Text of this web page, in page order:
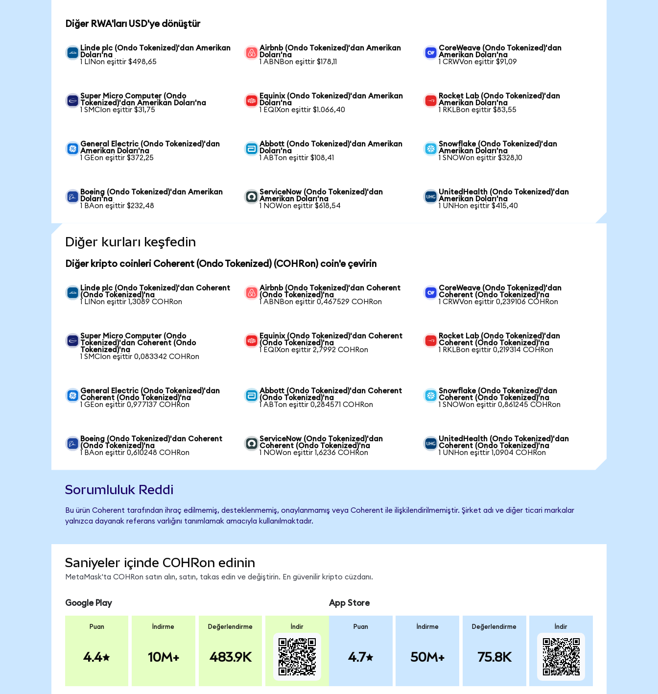
Diğer RWA'ları USD'ye dönüştür
Linde plc (Ondo Tokenized)'dan Amerikan
Doları'na
1 LINon eşittir $498,65
Airbnb (Ondo Tokenized)'dan Amerikan
Doları'na
1 ABNBon eşittir $178,11
CoreWeave (Ondo Tokenized)'dan
Amerikan Doları'na
1 CRWVon eşittir $91,09
Super Micro Computer (Ondo
Tokenized)'dan Amerikan Doları'na
1 SMCIon eşittir $31,75
Equinix (Ondo Tokenized)'dan Amerikan
Doları'na
1 EQIXon eşittir $1.066,40
Rocket Lab (Ondo Tokenized)'dan
Amerikan Doları'na
1 RKLBon eşittir $83,55
General Electric (Ondo Tokenized)'dan
Amerikan Doları'na
1 GEon eşittir $372,25
Abbott (Ondo Tokenized)'dan Amerikan
Doları'na
1 ABTon eşittir $108,41
Snowflake (Ondo Tokenized)'dan
Amerikan Doları'na
1 SNOWon eşittir $328,10
Boeing (Ondo Tokenized)'dan Amerikan
Doları'na
1 BAon eşittir $232,48
ServiceNow (Ondo Tokenized)'dan
Amerikan Doları'na
1 NOWon eşittir $618,54
UnitedHealth (Ondo Tokenized)'dan
Amerikan Doları'na
1 UNHon eşittir $415,40
Diğer kurları keşfedin
Diğer kripto coinleri Coherent (Ondo Tokenized) (COHRon) coin'e çevirin
Linde plc (Ondo Tokenized)'dan Coherent
(Ondo Tokenized)'na
1 LINon eşittir 1,3089 COHRon
Airbnb (Ondo Tokenized)'dan Coherent
(Ondo Tokenized)'na
1 ABNBon eşittir 0,467529 COHRon
CoreWeave (Ondo Tokenized)'dan
Coherent (Ondo Tokenized)'na
1 CRWVon eşittir 0,239106 COHRon
Super Micro Computer (Ondo
Tokenized)'dan Coherent (Ondo
Tokenized)'na
1 SMCIon eşittir 0,083342 COHRon
Equinix (Ondo Tokenized)'dan Coherent
(Ondo Tokenized)'na
1 EQIXon eşittir 2,7992 COHRon
Rocket Lab (Ondo Tokenized)'dan
Coherent (Ondo Tokenized)'na
1 RKLBon eşittir 0,219314 COHRon
General Electric (Ondo Tokenized)'dan
Coherent (Ondo Tokenized)'na
1 GEon eşittir 0,977137 COHRon
Abbott (Ondo Tokenized)'dan Coherent
(Ondo Tokenized)'na
1 ABTon eşittir 0,284571 COHRon
Snowflake (Ondo Tokenized)'dan
Coherent (Ondo Tokenized)'na
1 SNOWon eşittir 0,861245 COHRon
Boeing (Ondo Tokenized)'dan Coherent
(Ondo Tokenized)'na
1 BAon eşittir 0,610248 COHRon
ServiceNow (Ondo Tokenized)'dan
Coherent (Ondo Tokenized)'na
1 NOWon eşittir 1,6236 COHRon
UnitedHealth (Ondo Tokenized)'dan
Coherent (Ondo Tokenized)'na
1 UNHon eşittir 1,0904 COHRon
Sorumluluk Reddi
Bu ürün Coherent tarafından ihraç edilmemiş, desteklenmemiş, onaylanmamış veya Coherent ile ilişkilendirilmemiştir. Şirket adı ve diğer ticari markalar
yalnızca dayanak referans varlığını tanımlamak amacıyla kullanılmaktadır.
Saniyeler içinde COHRon edinin
MetaMask'ta COHRon satın alın, satın, takas edin ve değiştirin. En güvenilir kripto cüzdanı.
Google Play
Puan
4.4
İndirme
10M+
Değerlendirme
483.9K
İndir
App Store
Puan
4.7
İndirme
50M+
Değerlendirme
75.8K
İndir